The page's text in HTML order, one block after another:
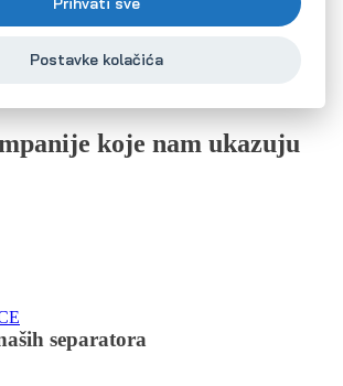
koje nam ukazuju
separatora
Postavke kolačića